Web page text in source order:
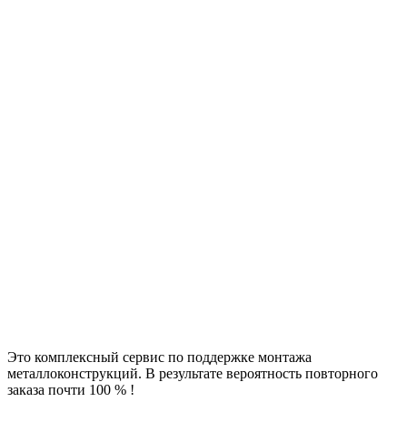
Это комплексный сервис по поддержке монтажа
металлоконструкций. В результате вероятность повторного
заказа почти 100 % !